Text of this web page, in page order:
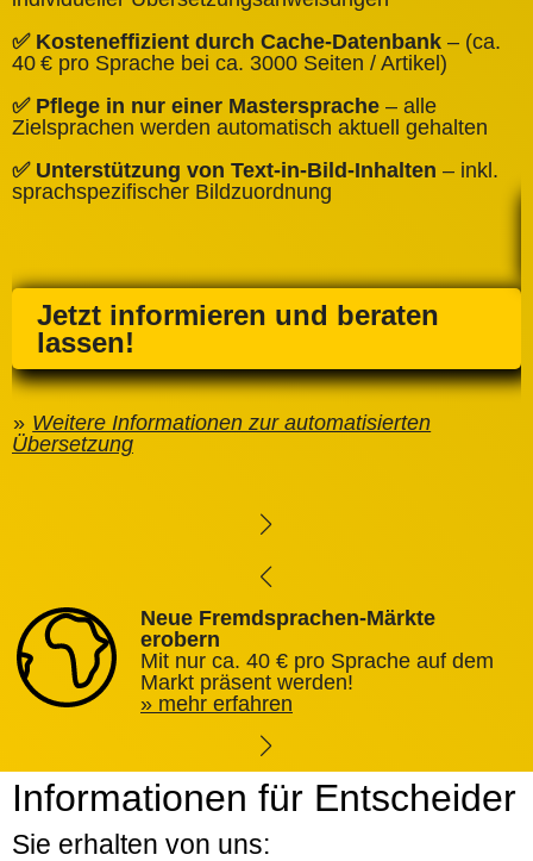
✅ Kosteneffizient durch Cache‑Datenbank – (ca.
40 € pro Sprache bei ca. 3000 Seiten / Artikel)
✅ Pflege in nur einer Mastersprache – alle
Zielsprachen werden automatisch aktuell gehalten
✅ Unterstützung von Text‑in‑Bild‑Inhalten – inkl.
sprachspezifischer Bildzuordnung
Jetzt informieren und beraten
lassen!
Weitere Informationen zur automatisierten
Übersetzung
Neue Fremdsprachen-Märkte
erobern
Mit nur ca. 40 € pro Sprache auf dem
Markt präsent werden!
mehr erfahren
Informationen für Entscheider
Sie erhalten von uns: